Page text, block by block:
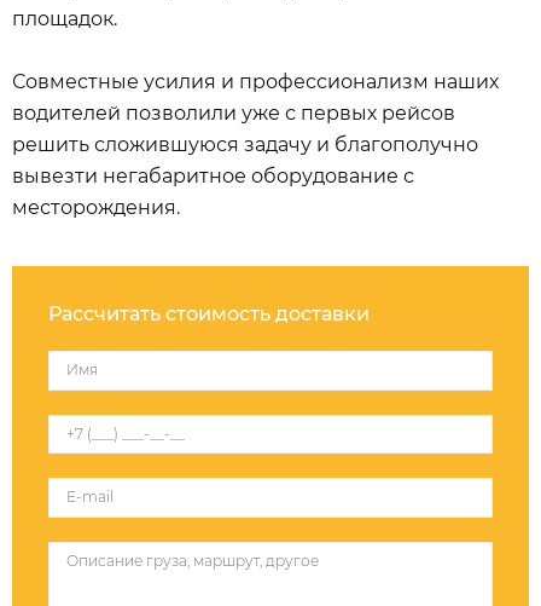
площадок.
Совместные усилия и профессионализм наших
водителей позволили уже с первых рейсов
решить сложившуюся задачу и благополучно
вывезти негабаритное оборудование с
месторождения.
Рассчитать стоимость доставки